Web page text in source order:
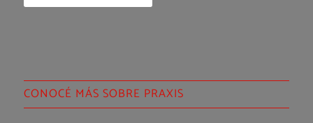
CONOCÉ MÁS SOBRE PRAXIS